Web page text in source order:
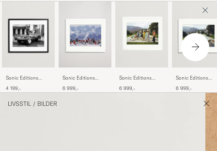
Sonic Editions
McQueen 1963
4 199,-
Sonic Editions
Lounging in Verbier
6 999,-
Sonic Editions
Desert House Party
6 999,-
Sonic Editions
Poolside Gossip
6 999,-
LIVSSTIL / BILDER